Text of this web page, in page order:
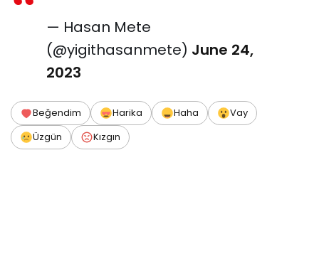
— Hasan Mete
(@yigithasanmete) June 24,
2023
Beğendim Harika Haha
Vay
Üzgün
Kızgın